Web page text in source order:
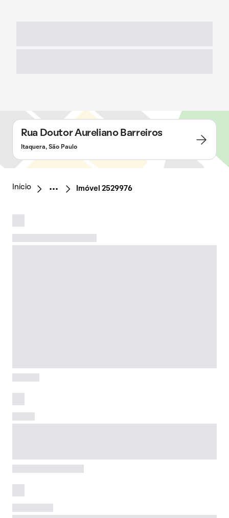
Rua Doutor Aureliano Barreiros
Itaquera, São Paulo
Início Imóvel 2529976